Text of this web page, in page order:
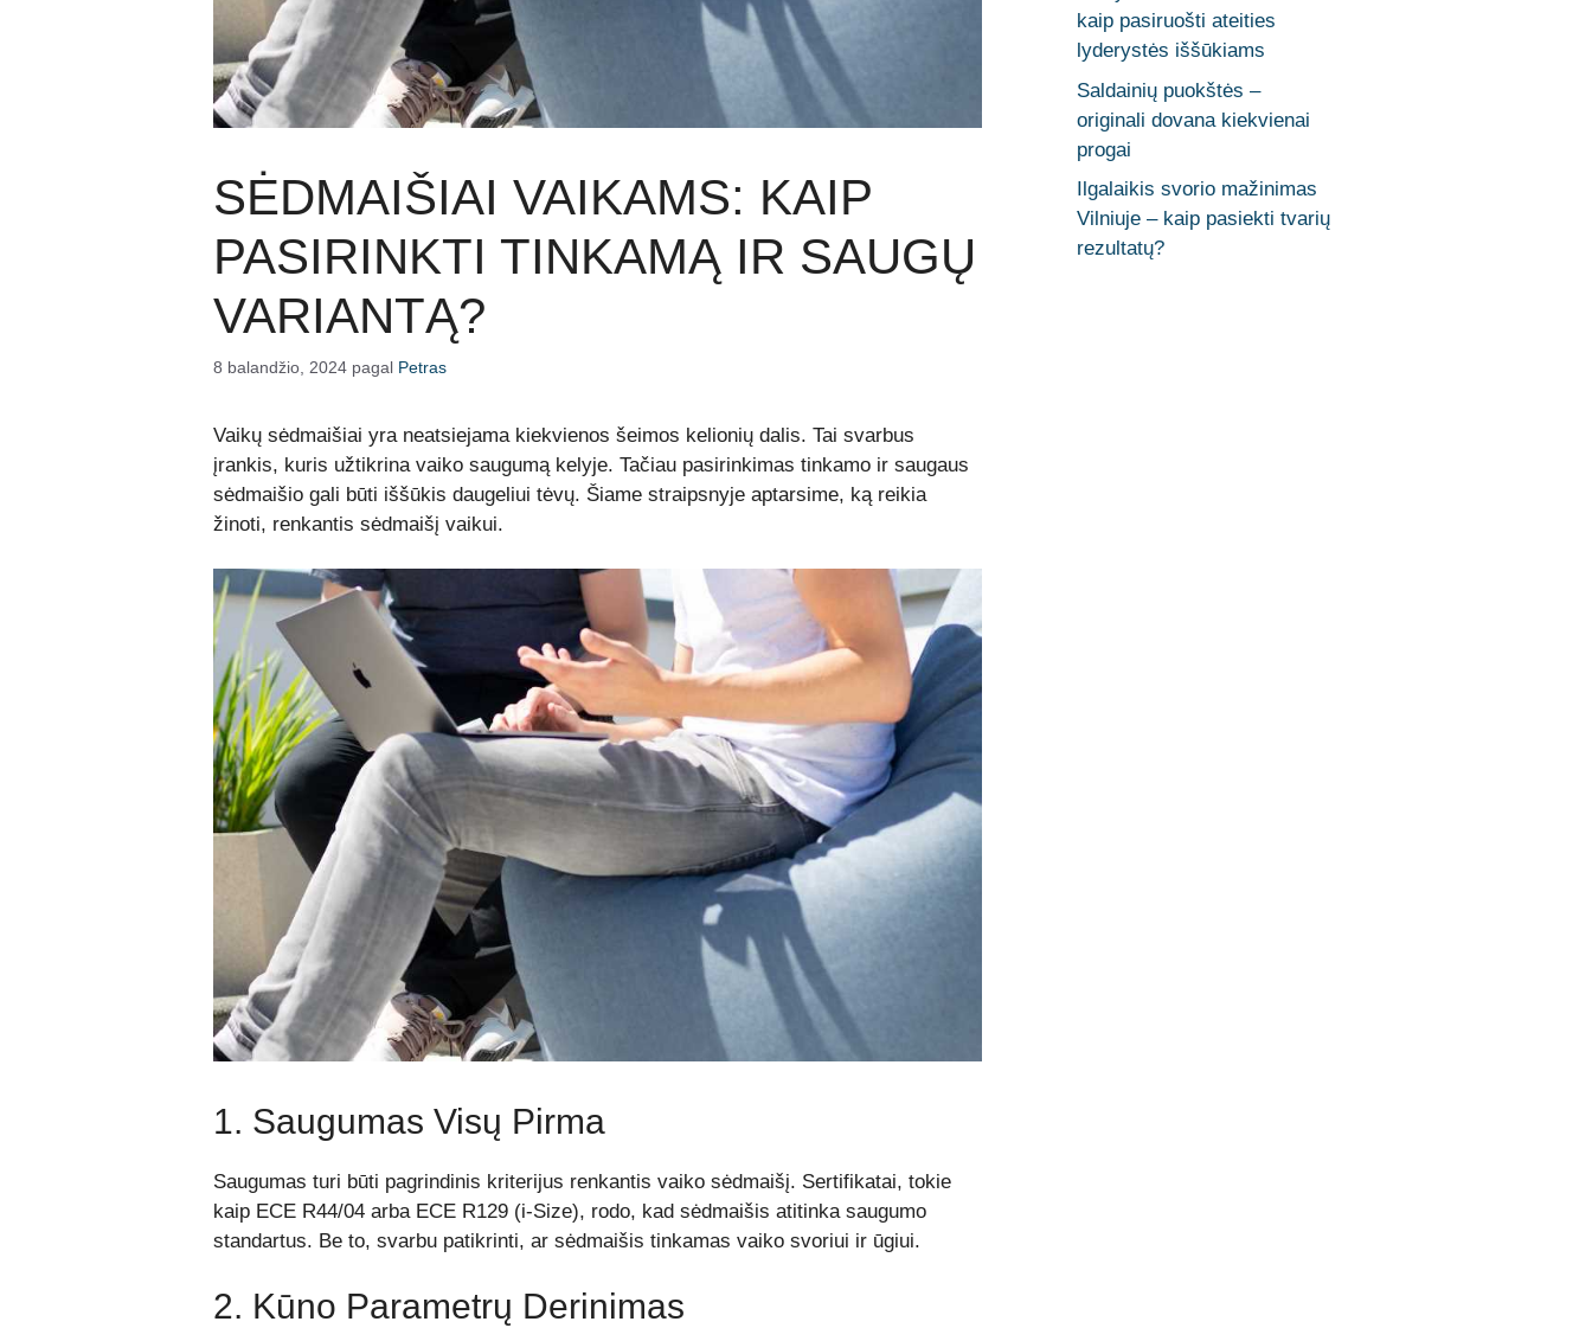
SĖDMAIŠIAI VAIKAMS: KAIP
PASIRINKTI TINKAMĄ IR SAUGŲ
VARIANTĄ?
8 balandžio, 2024 pagal Petras
Vaikų sėdmaišiai yra neatsiejama kiekvienos šeimos kelionių dalis. Tai svarbus
įrankis, kuris užtikrina vaiko saugumą kelyje. Tačiau pasirinkimas tinkamo ir saugaus
sėdmaišio gali būti iššūkis daugeliui tėvų. Šiame straipsnyje aptarsime, ką reikia
žinoti, renkantis sėdmaišį vaikui.
1. Saugumas Visų Pirma
Saugumas turi būti pagrindinis kriterijus renkantis vaiko sėdmaišį. Sertifikatai, tokie
kaip ECE R44/04 arba ECE R129 (i-Size), rodo, kad sėdmaišis atitinka saugumo
standartus. Be to, svarbu patikrinti, ar sėdmaišis tinkamas vaiko svoriui ir ūgiui.
2. Kūno Parametrų Derinimas
kaip pasiruošti ateities
lyderystės iššūkiams
Saldainių puokštės –
originali dovana kiekvienai
progai
Ilgalaikis svorio mažinimas
Vilniuje – kaip pasiekti tvarių
rezultatų?